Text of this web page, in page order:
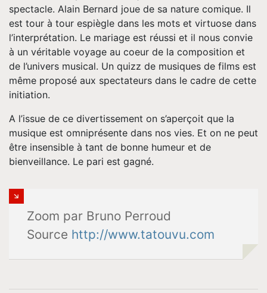
spectacle. Alain Bernard joue de sa nature comique. Il
est tour à tour espiègle dans les mots et virtuose dans
l’interprétation. Le mariage est réussi et il nous convie
à un véritable voyage au coeur de la composition et
de l’univers musical. Un quizz de musiques de films est
même proposé aux spectateurs dans le cadre de cette
initiation.
A l’issue de ce divertissement on s’aperçoit que la
musique est omniprésente dans nos vies. Et on ne peut
être insensible à tant de bonne humeur et de
bienveillance. Le pari est gagné.
Zoom par Bruno Perroud
Source http://www.tatouvu.com